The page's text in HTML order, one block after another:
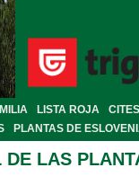
LISTA ROJA
CITES
PLANTAS DE
DE LAS